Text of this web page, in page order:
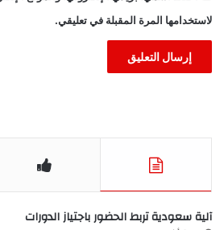
لاستخدامها المرة المقبلة في تعليقي.
آلية سعودية تربط الحضور باجتياز الدورات